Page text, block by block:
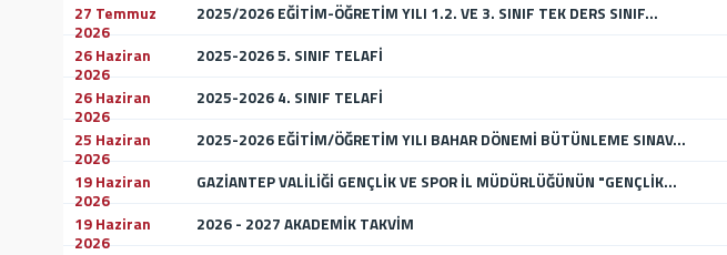
27 Temmuz
2026
2025/2026 EĞİTİM-ÖĞRETİM YILI 1.2. VE 3. SINIF TEK DERS SINIF...
26 Haziran
2026
2025-2026 5. SINIF TELAFİ
26 Haziran
2026
2025-2026 4. SINIF TELAFİ
25 Haziran
2026
2025-2026 EĞİTİM/ÖĞRETİM YILI BAHAR DÖNEMİ BÜTÜNLEME SINAV...
19 Haziran
2026
GAZİANTEP VALİLİĞİ GENÇLİK VE SPOR İL MÜDÜRLÜĞÜNÜN "GENÇLİK...
19 Haziran
2026
2026 - 2027 AKADEMİK TAKVİM